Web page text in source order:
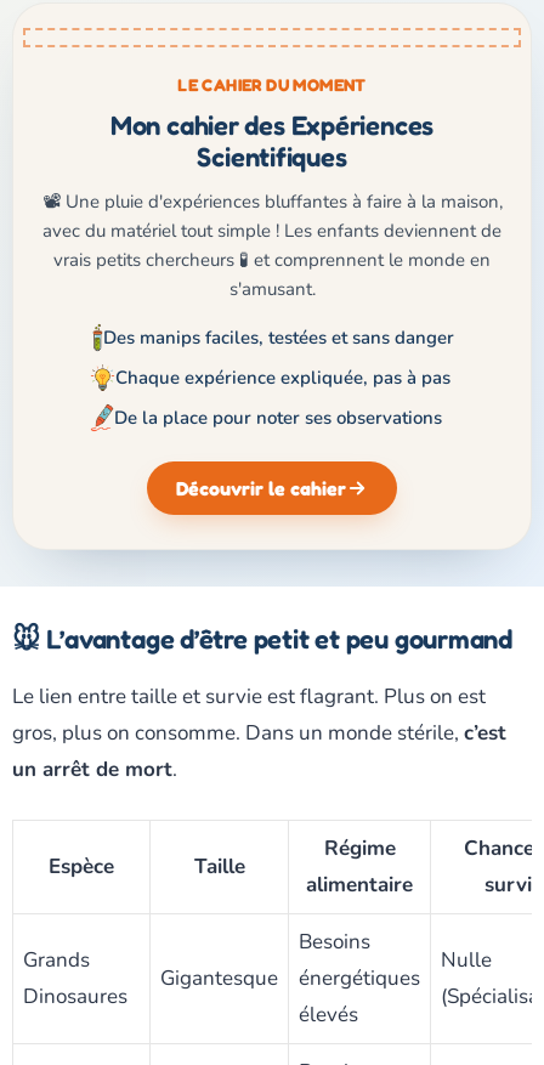
LE CAHIER DU MOMENT
Mon cahier des Expériences
Scientifiques
📽️ Une pluie d'expériences bluffantes à faire à la maison,
avec du matériel tout simple ! Les enfants deviennent de
vrais petits chercheurs 🧪 et comprennent le monde en
s'amusant.
Des manips faciles, testées et sans danger
Chaque expérience expliquée, pas à pas
De la place pour noter ses observations
Découvrir le cahier
🐭 L’avantage d’être petit et peu gourmand
Le lien entre taille et survie est flagrant. Plus on est
gros, plus on consomme. Dans un monde stérile, c’est
un arrêt de mort.
Espèce Taille
Régime
alimentaire
Chance
survie
Grands
Dinosaures
Gigantesque
Besoins
énergétiques
élevés
Nulle